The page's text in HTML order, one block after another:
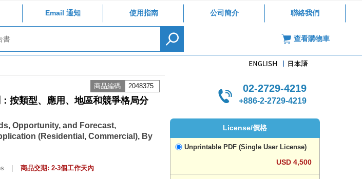
Email 通知 使用指南 公司簡介 聯絡我們
查看購物車
商品編碼 2048375
按類型、應用、地區和競爭格局分
Opportunity, and Forecast,
(Residential, Commercial), By
| 商品交期: 2-3個工作天內
02-2729-4219
+886-2-2729-4219
License/價格
Unprintable PDF (Single User License)
USD 4,500